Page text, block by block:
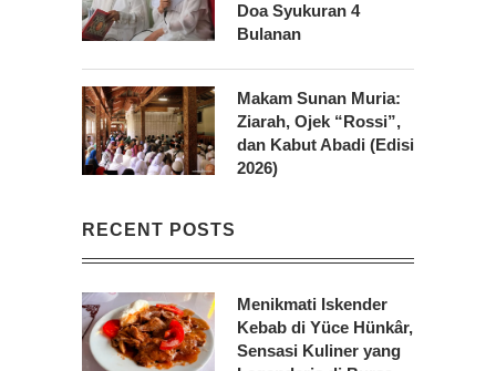
Doa Syukuran 4
Bulanan
Makam Sunan Muria:
Ziarah, Ojek “Rossi”,
dan Kabut Abadi (Edisi
2026)
RECENT POSTS
Menikmati Iskender
Kebab di Yüce Hünkâr,
Sensasi Kuliner yang